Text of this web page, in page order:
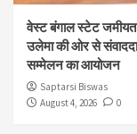
वेस्ट बंगाल स्टेट
उलेमा की ओर से
सम्मेलन का आयोजन
Saptarsi Biswas
August 4, 2026
0